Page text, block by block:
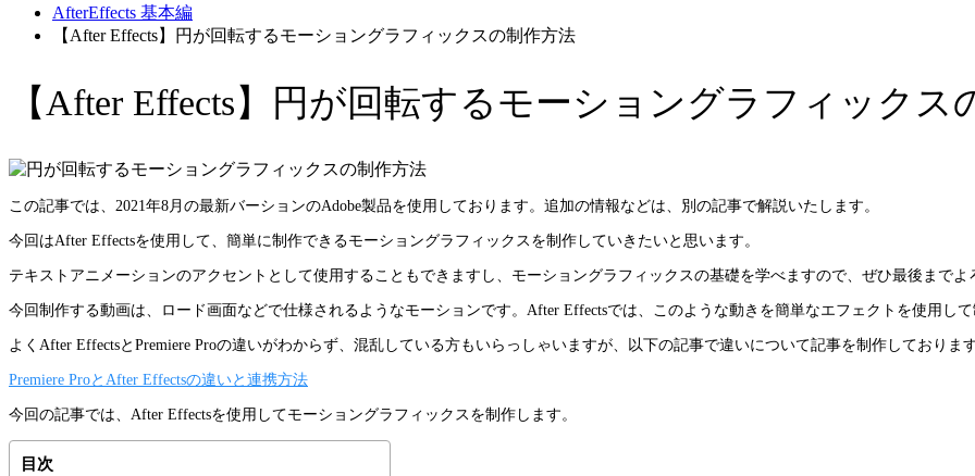
AfterEffects 基本編
【After Effects】円が回転するモーショングラフィックスの制作方法
【After Effects】円が回転するモーショングラフィックス
この記事では、2021年8月の最新バーションのAdobe製品を使用しております。追加の情報などは、別の記事で解説いたします。
今回はAfter Effectsを使用して、簡単に制作できるモーショングラフィックスを制作していきたいと思います。
テキストアニメーションのアクセントとして使用することもできますし、モーショングラフィックスの基礎を学べますので、ぜひ最後までよ
今回制作する動画は、ロード画面などで仕様されるようなモーションです。After Effectsでは、このような動きを簡単なエフェクトを使用して
よくAfter EffectsとPremiere Proの違いがわからず、混乱している方もいらっしゃいますが、以下の記事で違いについて記事を制作しておりま
Premiere ProとAfter Effectsの違いと連携方法
今回の記事では、After Effectsを使用してモーショングラフィックスを制作します。
目次